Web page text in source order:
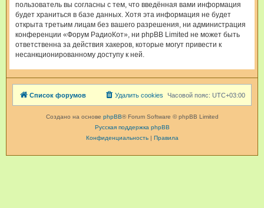
пользователь вы согласны с тем, что введённая вами информация
будет храниться в базе данных. Хотя эта информация не будет
открыта третьим лицам без вашего разрешения, ни администрация
конференции «Форум РадиоКот», ни phpBB Limited не может быть
ответственна за действия хакеров, которые могут привести к
несанкционированному доступу к ней.
Список форумов Часовой пояс: UTC+03:00
Удалить cookies
Создано на основе phpBB® Forum Software © phpBB Limited
Русская поддержка phpBB
Конфиденциальность| Правила